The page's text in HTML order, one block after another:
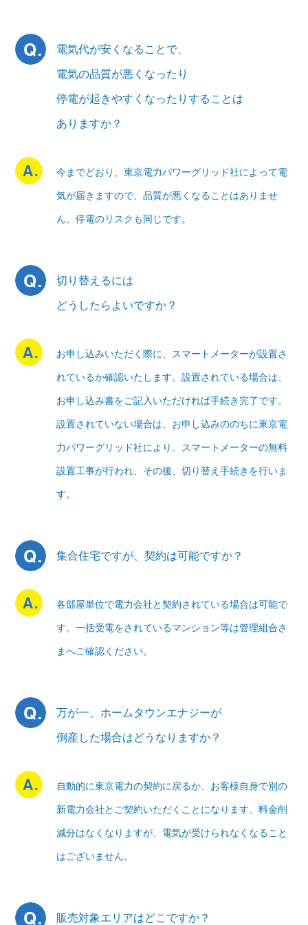
電気代が安くなることで、
電気の品質が悪くなったり
停電が起きやすくなったりすることは
ありますか？
今までどおり、東京電力パワーグリッド社によって電
気が届きますので、品質が悪くなることはありませ
ん。停電のリスクも同じです。
切り替えるには
どうしたらよいですか？
お申し込みいただく際に、スマートメーターが設置さ
れているか確認いたします。設置されている場合は、
お申し込み書をご記入いただければ手続き完了です。
設置されていない場合は、お申し込みののちに東京電
力パワーグリッド社により、スマートメーターの無料
設置工事が行われ、その後、切り替え手続きを行いま
す。
集合住宅ですが、契約は可能ですか？
各部屋単位で電力会社と契約されている場合は可能で
す。一括受電をされているマンション等は管理組合さ
まへご確認ください。
万が一、ホームタウンエナジーが
倒産した場合はどうなりますか？
自動的に東京電力の契約に戻るか、お客様自身で別の
新電力会社とご契約いただくことになります。料金削
減分はなくなりますが、電気が受けられなくなること
はございません。
販売対象エリアはどこですか？